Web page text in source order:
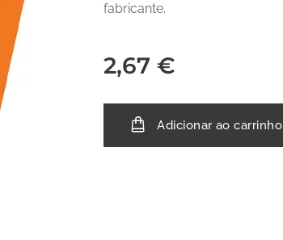
fabricante.
2,67 €
Adicionar ao carrinho